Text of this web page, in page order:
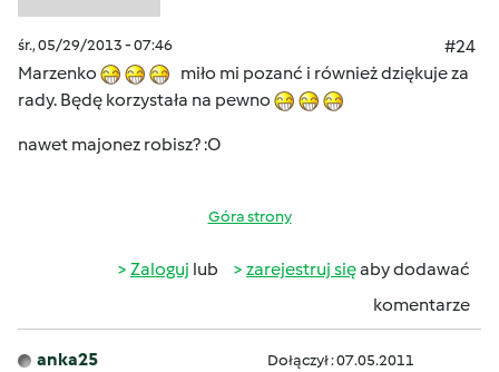
śr., 05/29/2013 - 07:46
#24
Marzenko
miło mi pozanć i również dziękuje za
rady. Będę korzystała na pewno
nawet majonez robisz? :O
Góra strony
Zaloguj lub zarejestruj sięaby dodawać
komentarze
anka25 Dołączył : 07.05.2011